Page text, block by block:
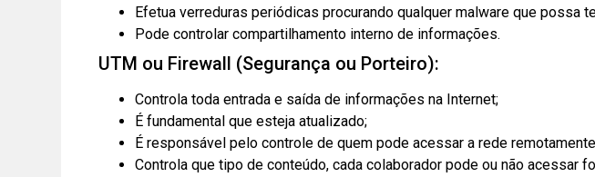
Efetua verreduras periódicas procurando qualquer malware que possa
Pode controlar compartilhamento interno de informações.
UTM ou Firewall (Segurança ou Porteiro):
Controla toda entrada e saída de informações na Internet;
É fundamental que esteja atualizado;
É responsável pelo controle de quem pode acessar a rede
Controla que tipo de conteúdo, cada colaborador pode ou não acessar